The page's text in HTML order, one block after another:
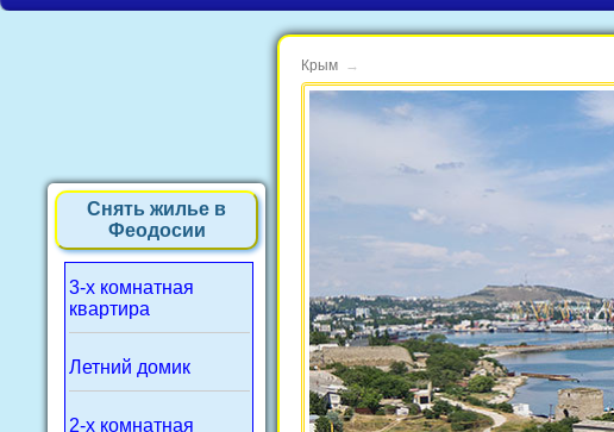
Снять жилье в
Феодосии
3-х комнатная
квартира
Летний домик
2-х комнатная
Крым →